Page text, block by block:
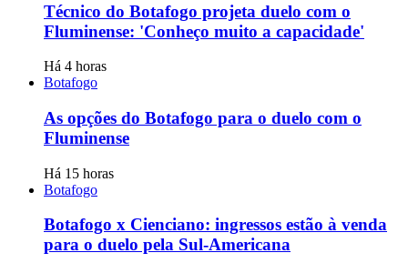
Técnico do Botafogo projeta duelo com o
Fluminense: 'Conheço muito a capacidade'
Há 4 horas
Botafogo
As opções do Botafogo para o duelo com o
Fluminense
Há 15 horas
Botafogo
Botafogo x Cienciano: ingressos estão à venda
para o duelo pela Sul-Americana